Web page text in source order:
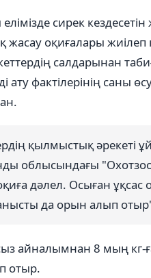
сирек
оқиғалары жиілеп
салдарынан
ату фактілерінің саны
қылмыстық әрекеті
облысындағы
дәлел. Осыған ұқсас
да орын алып
айналымнан 8 мың кг-
отыр.